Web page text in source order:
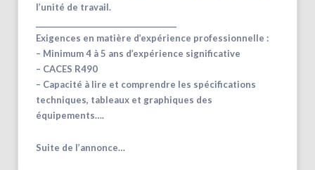
l’unité de travail.
Exigences en matière d’expérience professionnelle :
– Minimum 4 à 5 ans d’expérience significative
– CACES R490
– Capacité à lire et comprendre les spécifications
techniques, tableaux et graphiques des
équipements….
Suite de l’annonce…